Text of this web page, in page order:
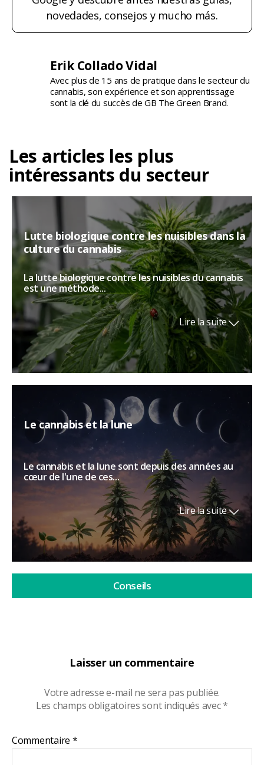
novedades, consejos y mucho más.
Erik Collado Vidal
Avec plus de 15 ans de pratique dans le secteur du
cannabis, son expérience et son apprentissage
sont la clé du succès de GB The Green Brand.
Laisser un commentaire
Votre adresse e-mail ne sera pas publiée.
Les champs obligatoires sont indiqués avec*
Commentaire *
Les articles les plus
intéressants du secteur
Lutte biologique contre les nuisibles dans la
culture du cannabis
La lutte biologique contre les nuisibles du cannabis
est une méthode...
Lire la suite
Le cannabis et la lune
Le cannabis et la lune sont depuis des années au
cœur de l'une de ces...
Lire la suite
Conseils